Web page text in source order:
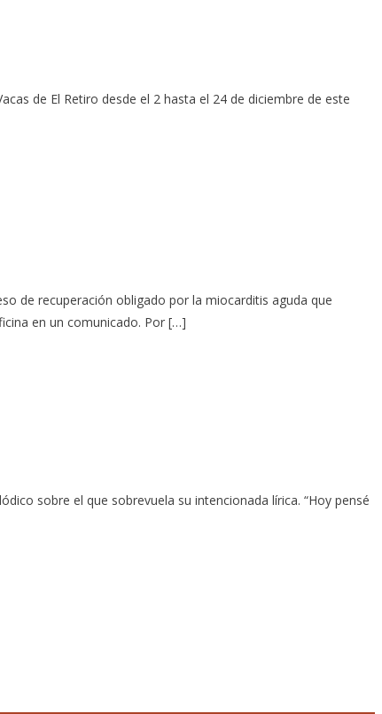
de El Retiro desde el 2 hasta el 24 de diciembre de este
de recuperación obligado por la miocarditis aguda que
en un comunicado. Por […]
sobre el que sobrevuela su intencionada lírica. “Hoy pensé